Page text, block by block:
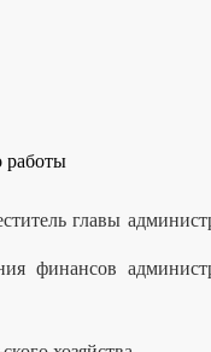
работы
главы
финансов